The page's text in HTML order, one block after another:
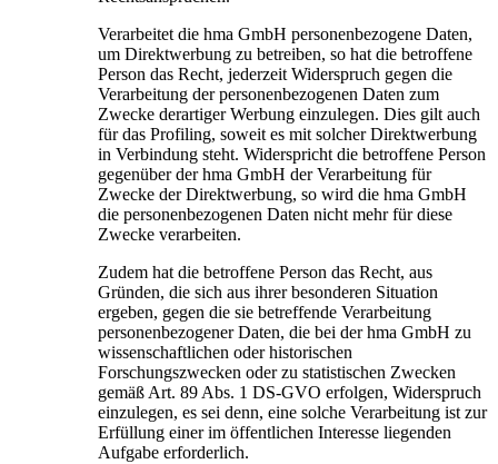
Verarbeitet die hma GmbH personenbezogene Daten,
um Direktwerbung zu betreiben, so hat die betroffene
Person das Recht, jederzeit Widerspruch gegen die
Verarbeitung der personenbezogenen Daten zum
Zwecke derartiger Werbung einzulegen. Dies gilt auch
für das Profiling, soweit es mit solcher Direktwerbung
in Verbindung steht. Widerspricht die betroffene Person
gegenüber der hma GmbH der Verarbeitung für
Zwecke der Direktwerbung, so wird die hma GmbH
die personenbezogenen Daten nicht mehr für diese
Zwecke verarbeiten.
Zudem hat die betroffene Person das Recht, aus
Gründen, die sich aus ihrer besonderen Situation
ergeben, gegen die sie betreffende Verarbeitung
personenbezogener Daten, die bei der hma GmbH zu
wissenschaftlichen oder historischen
Forschungszwecken oder zu statistischen Zwecken
gemäß Art. 89 Abs. 1 DS-GVO erfolgen, Widerspruch
einzulegen, es sei denn, eine solche Verarbeitung ist zur
Erfüllung einer im öffentlichen Interesse liegenden
Aufgabe erforderlich.